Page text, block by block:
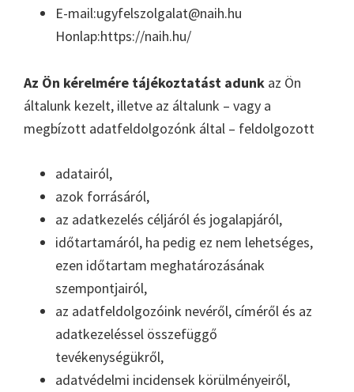
E-mail:ugyfelszolgalat@naih.hu
Honlap:https://naih.hu/
Az Ön kérelmére tájékoztatást adunk az Ön
általunk kezelt, illetve az általunk – vagy a
megbízott adatfeldolgozónk által – feldolgozott
adatairól,
azok forrásáról,
az adatkezelés céljáról és jogalapjáról,
időtartamáról, ha pedig ez nem lehetséges,
ezen időtartam meghatározásának
szempontjairól,
az adatfeldolgozóink nevéről, címéről és az
adatkezeléssel összefüggő
tevékenységükről,
adatvédelmi incidensek körülményeiről,